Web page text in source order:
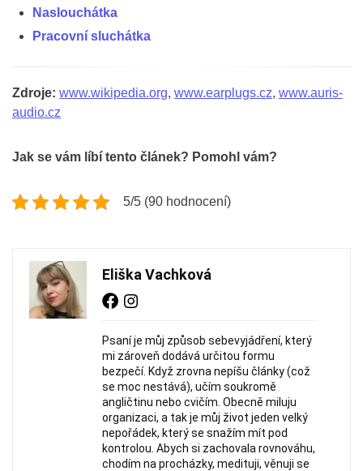
Naslouchátka
Pracovní sluchátka
Zdroje: www.wikipedia.org, www.earplugs.cz, www.auris-
audio.cz
Jak se vám líbí tento článek? Pomohl vám?
5/5 (90 hodnocení)
Eliška Vachková
Psaní je můj způsob sebevyjádření, který
mi zároveň dodává určitou formu
bezpečí. Když zrovna nepíšu články (což
se moc nestává), učím soukromě
angličtinu nebo cvičím. Obecně miluju
organizaci, a tak je můj život jeden velký
nepořádek, který se snažím mít pod
kontrolou. Abych si zachovala rovnováhu,
chodím na procházky, medituji, věnuji se